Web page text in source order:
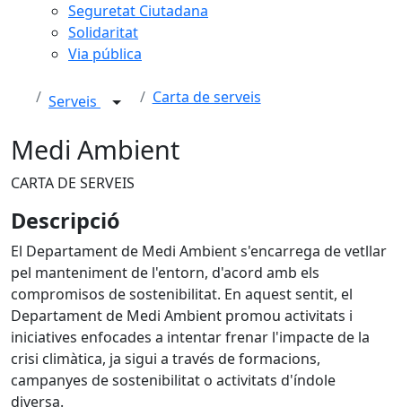
Seguretat Ciutadana
Solidaritat
Via pública
Serveis Carta de serveis
Medi Ambient
CARTA DE SERVEIS
Descripció
El Departament de Medi Ambient s'encarrega de vetllar
pel manteniment de l'entorn, d'acord amb els
compromisos de sostenibilitat. En aquest sentit, el
Departament de Medi Ambient promou activitats i
iniciatives enfocades a intentar frenar l'impacte de la
crisi climàtica, ja sigui a través de formacions,
campanyes de sostenibilitat o activitats d'índole
diversa.